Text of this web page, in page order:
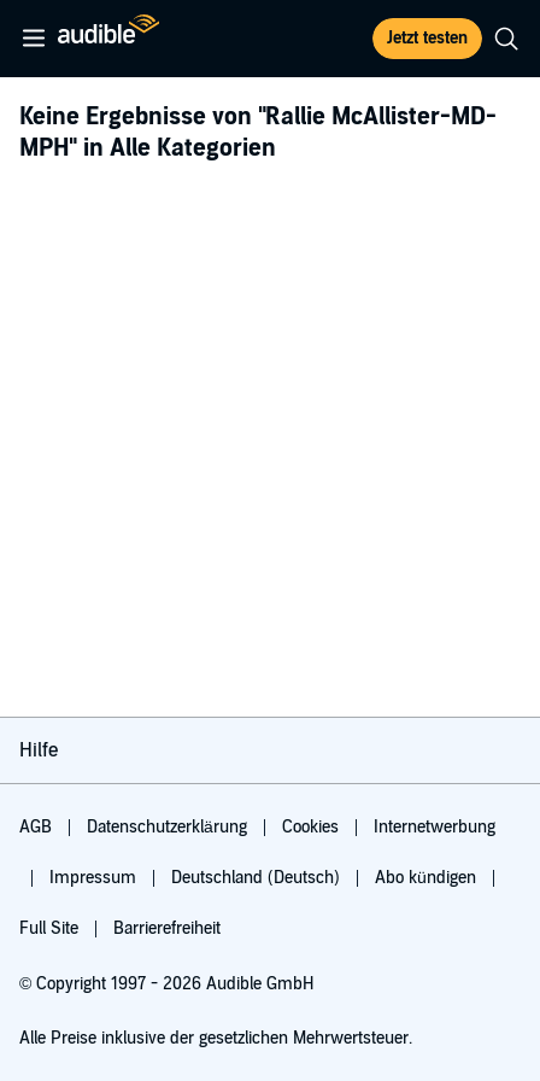
Jetzt testen
Keine Ergebnisse von "Rallie McAllister-MD-
MPH" in Alle Kategorien
Hilfe
AGB Datenschutzerklärung Cookies Internetwerbung
Impressum Deutschland (Deutsch) Abo kündigen
Full Site Barrierefreiheit
© Copyright 1997 - 2026 Audible GmbH
Alle Preise inklusive der gesetzlichen Mehrwertsteuer.